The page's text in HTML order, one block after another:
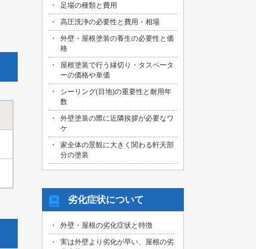
足場の種類と費用
高圧洗浄の必要性と費用・相場
外壁・屋根塗装の養生の必要性と価
格
屋根塗装で行う縁切り・タスペータ
ーの価格や単価
シーリング(目地)の重要性と耐用年
数
外壁塗装の際に近隣挨拶が必要なワ
ケ
家全体の景観に大きく関わる軒天部
分の塗装
劣化症状について
外壁・屋根の劣化症状と特徴
実は外壁より劣化が早い、屋根の劣